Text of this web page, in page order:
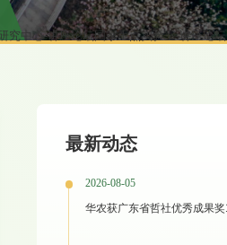
究中心-讲座论坛国家重点实验室-讲座论坛
最新动态
2026-08-05